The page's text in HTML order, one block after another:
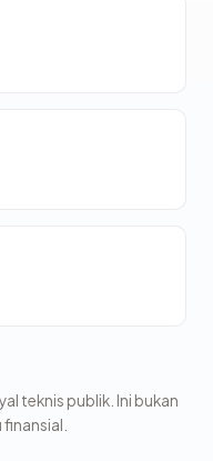
teknis publik. Ini bukan